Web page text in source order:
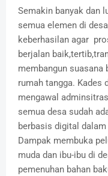
Semakin banyak dan
semua elemen di
keberhasilan agar
berjalan
membangun suasana
rumah tangga. Kades
mengawal
semua desa sudah
berbasis digital
Dampak membuka
muda dan ibu-ibu di
pemenuhan bahan